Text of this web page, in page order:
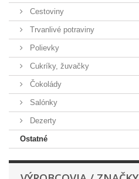
Cestoviny
Trvanlivé potraviny
Polievky
Cukríky, žuvačky
Čokolády
Salónky
Dezerty
Ostatné